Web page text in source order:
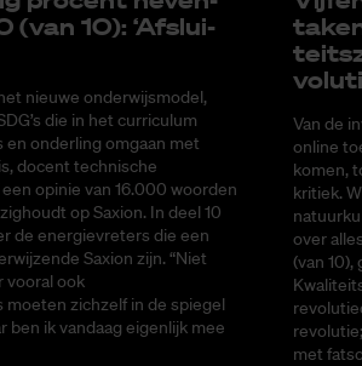
(van 10): ‘Af­slui­
nieuwe onderwijsmodel,
die in het curriculum
en onderling omgaan met
docent technische
opinie van 16.000 woorden
op Saxion. In deel 10
de energievreters die een
Saxion zijn. “Niet
vooral ook
zichzelf in de spiegel
ben ik vandaag eigenlijk mee
Van de
online
komen,
kritiek.
over
(van
met